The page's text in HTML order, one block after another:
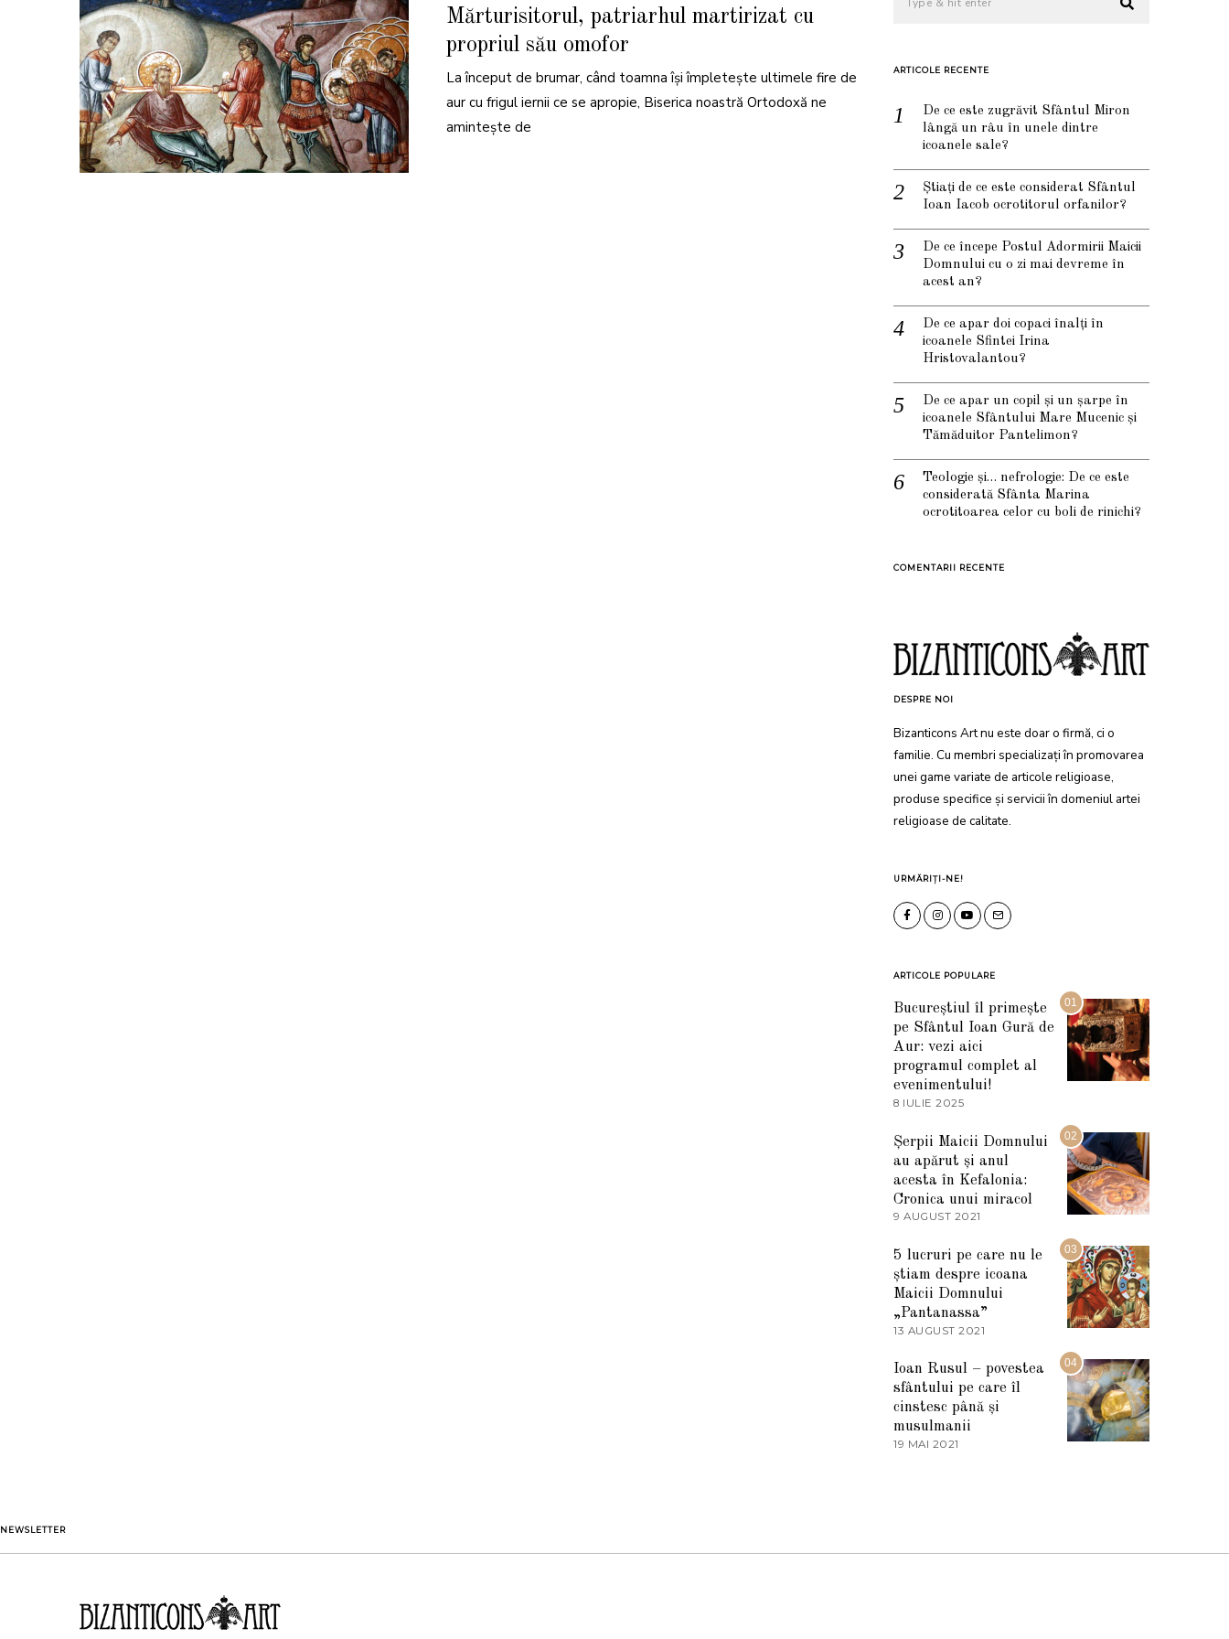
M
B
R
I
0
4
Mărturisitorul, patriarhul martirizat cu
propriul său omofor
La început de brumar, când toamna își împletește ultimele fire de
aur cu frigul iernii ce se apropie, Biserica noastră Ortodoxă ne
amintește de
ARTICOLE RECENTE
De ce este zugrăvit Sfântul Miron
lângă un râu în unele dintre
icoanele sale?
Știați de ce este considerat Sfântul
Ioan Iacob ocrotitorul orfanilor?
De ce începe Postul Adormirii Maicii
Domnului cu o zi mai devreme în
acest an?
De ce apar doi copaci înalți în
icoanele Sfintei Irina
Hristovalantou?
De ce apar un copil și un șarpe în
icoanele Sfântului Mare Mucenic și
Tămăduitor Pantelimon?
Teologie și… nefrologie: De ce este
considerată Sfânta Marina
ocrotitoarea celor cu boli de rinichi?
COMENTARII RECENTE
DESPRE NOI
Bizanticons Art nu este doar o firmă, ci o
familie. Cu membri specializați în promovarea
unei game variate de articole religioase,
produse specifice și servicii în domeniul artei
religioase de calitate.
URMĂRIȚI-NE!
ARTICOLE POPULARE
01
Bucureștiul îl primește
pe Sfântul Ioan Gură de
Aur: vezi aici
programul complet al
evenimentului!
8 IULIE 2025
U
L
I
2
0
5
02
Șerpii Maicii Domnului
au apărut și anul
acesta în Kefalonia:
Cronica unui miracol
9 AUGUST 2021
A
R
T
I
2
2
2
03
5 lucruri pe care nu le
știam despre icoana
Maicii Domnului
„Pantanassa”
13 AUGUST 2021
U
G
U
S
04
Ioan Rusul – povestea
sfântului pe care îl
cinstesc până și
musulmanii
19 MAI 2021
NEWSLETTER